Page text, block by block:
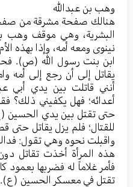
وهب بن عبدالله
هنالك صفحة مشرقة من
البشرية، وهي موقف وهب
نينوى ومعه أمه، وإذا بهذه
ابن بنت رسول الله (ص).
يقاتل إلى أن رجع إلى أمه
أنني قاتلت بين يدي أبي
أعدائه؛ فهل يكفيني ذلك؟
حتى تقتل بين يدي الحسين
للقتال؛ فلم يزل يقاتل حتى
واقبلت نحوه وهي تقول:
هذه المرأة أخذت تقاتل
فأمر غلاماً له فضربها بعمود
تقتل في معسكر الحسين (ع).